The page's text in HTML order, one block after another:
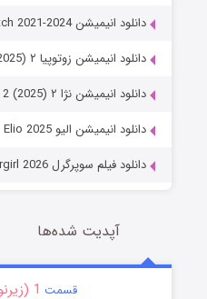
دانلود انیمیشن Star Wars: The Bad Batch 2021-2024
دانلود انیمیشن زوتوپیا ۲ Zootopia 2 (2025)
دانلود انیمیشن نژا ۲ Ne Zha 2 (2025)
دانلود انیمیشن الیو Elio 2025
دانلود فیلم سوپرگرل Supergirl 2026
آپدیت شده‌ها
قسمت 1 (زیرنویس)